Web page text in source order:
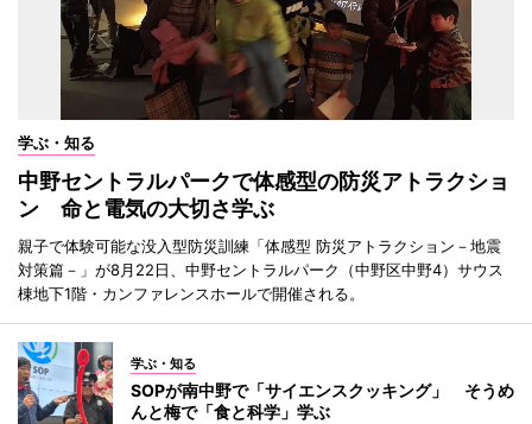
学ぶ・知る
中野セントラルパークで体感型の防災アトラクショ
ン 命と電気の大切さ学ぶ
親子で体験可能な没入型防災訓練「体感型 防災アトラクション－地震
対策篇－」が8月22日、中野セントラルパーク（中野区中野4）サウス
棟地下1階・カンファレンスホールで開催される。
学ぶ・知る
SOPが南中野で「サイエンスクッキング」 そうめ
んと梅で「食と科学」学ぶ